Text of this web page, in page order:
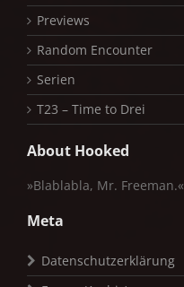
Previews
Random Encounter
Serien
T23 – Time to Drei
About Hooked
»Blablabla, Mr. Freeman.«
Meta
Datenschutzerklärung